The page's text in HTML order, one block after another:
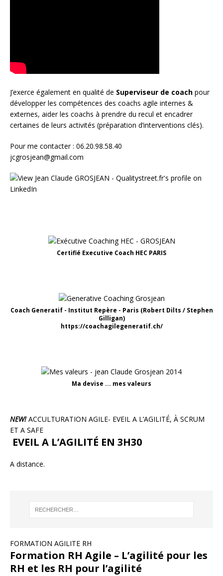
J’exerce également en qualité de Superviseur de coach pour
développer les compétences des coachs agile internes &
externes, aider les coachs à prendre du recul et encadrer
certaines de leurs activités (préparation d’interventions clés).
Pour me contacter : 06.20.98.58.40
jcgrosjean@gmail.com
Certifié Executive Coach HEC PARIS
Coach Generatif - Institut Repère - Paris (Robert Dilts / Stephen
Gilligan)
https://coachagilegeneratif.ch/
Ma devise ... mes valeurs
NEW!ACCULTURATION AGILE- EVEIL A L’AGILITÉ, À SCRUM
ET A SAFE
EVEIL A L’AGILITÉ EN 3H30
A distance.
FORMATION AGILITE RH
Formation RH Agile – L’agilité pour les
RH et les RH pour l’agilité